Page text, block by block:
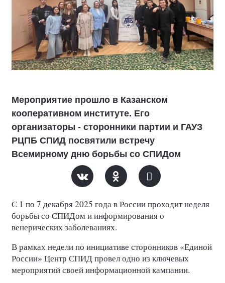
Мероприятие прошло в Казанском
кооперативном институте. Его
организаторы - сторонники партии и ГАУЗ
РЦПБ СПИД посвятили встречу
Всемирному дню борьбы со СПИДом
С 1 по 7 декабря 2025 года в России проходит неделя
борьбы со СПИДом и информирования о
венерических заболеваниях.
В рамках недели по инициативе сторонников «Единой
России» Центр СПИД провел одно из ключевых
мероприятий своей информационной кампании.